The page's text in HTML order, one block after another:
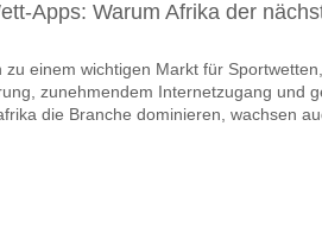
Apps: Warum Afrika der
einem wichtigen Markt für
zunehmendem Internetzugang und
die Branche dominieren, wachsen